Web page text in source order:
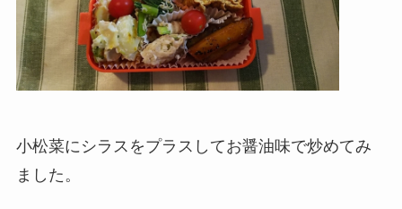
小松菜にシラスをプラスしてお醤油味で炒めてみ
ました。